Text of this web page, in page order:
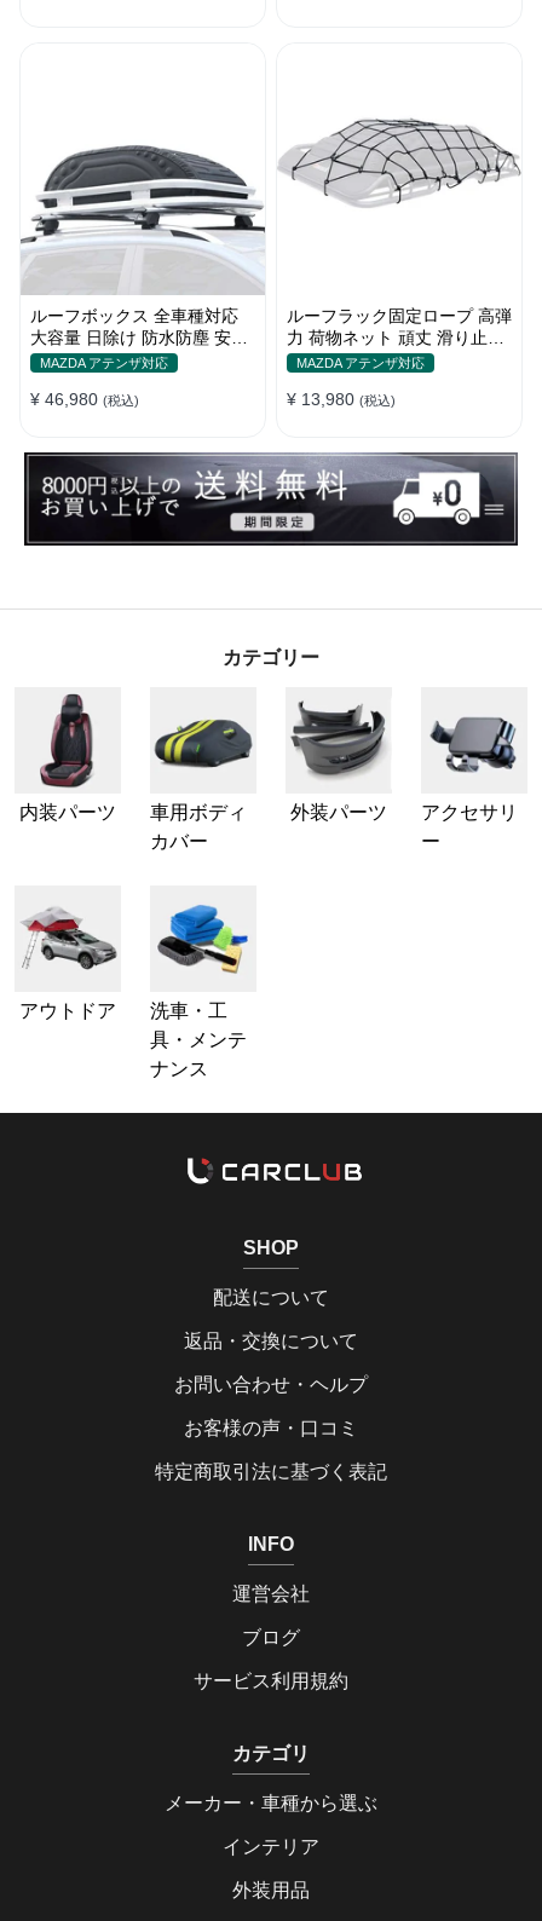
ルーフボックス 全車種対応
大容量 日除け 防水防塵 安定
耐久 使い便利 折畳式 車用ラ
MAZDA アテンザ対応
¥ 46,980 (税込)
ルーフラック固定ロープ 高弾
力 荷物ネット 頑丈 滑り止め
ストラップ付き ベースキャリ
MAZDA アテンザ対応
¥ 13,980 (税込)
カテゴリー
内装パーツ
車用ボディ
カバー
外装パーツ
アクセサリ
ー
アウトドア
洗車・工
具・メンテ
ナンス
SHOP
配送について
返品・交換について
お問い合わせ・ヘルプ
お客様の声・口コミ
特定商取引法に基づく表記
INFO
運営会社
ブログ
サービス利用規約
カテゴリ
メーカー・車種から選ぶ
インテリア
外装用品